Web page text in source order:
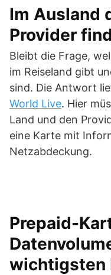
Im Ausland
Provider
Bleibt die Frage,
im Reiseland gibt
sind. Die Antwort
World Live. Hier
Land und den
eine Karte mit
Netzabdeckung.
Prepaid-
wichtigsten